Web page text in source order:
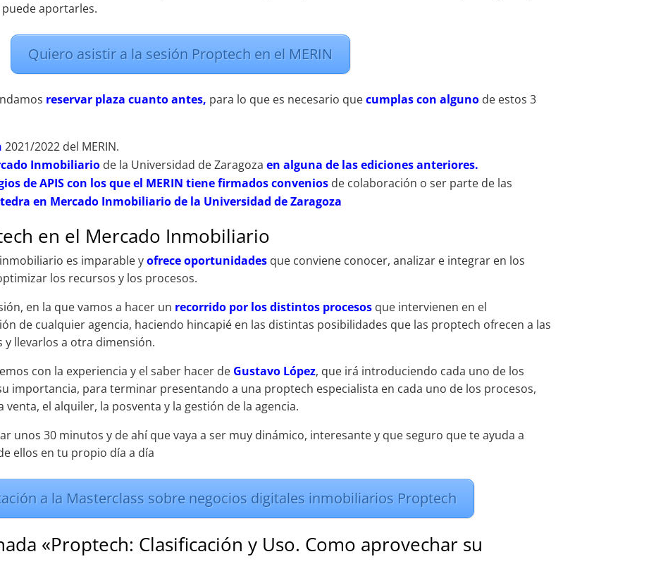
aportarles.
Quiero asistir a la sesión Proptech en el MERIN
reservar plaza cuanto antes, para lo que es necesario quecumplas con alguno de estos 3
2021/2022 del MERIN.
Inmobiliario de la Universidad de Zaragoza en alguna de las ediciones anteriores.
de APIS con los que el MERIN tiene firmados convenios de colaboración o ser parte de las
en Mercado Inmobiliario de la Universidad de Zaragoza
en el Mercado Inmobiliario
es imparable yofrece oportunidades que conviene conocer, analizar e integrar en los
los recursos y los procesos.
en la que vamos a hacer un recorrido por los distintos procesos que intervienen en el
de cualquier agencia, haciendo hincapié en las distintas posibilidades que las proptech ofrecen a las
llevarlos a otra dimensión.
con la experiencia y el saber hacer de Gustavo López, que irá introduciendo cada uno de los
importancia, para terminar presentando a una proptech especialista en cada uno de los procesos,
el alquiler, la posventa y la gestión de la agencia.
unos 30 minutos y de ahí que vaya a ser muy dinámico, interesante y que seguro que te ayuda a
ellos en tu propio día a día
a la Masterclass sobre negocios digitales inmobiliarios Proptech
«Proptech: Clasificación y Uso. Como aprovechar su